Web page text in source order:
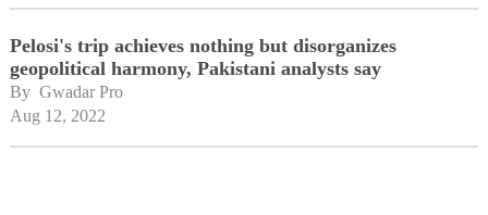
Pelosi's trip achieves nothing but disorganizes
geopolitical harmony, Pakistani analysts say
By Gwadar Pro
Aug 12, 2022